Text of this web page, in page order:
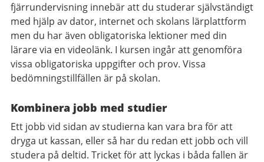
fjärrundervisning innebär att du studerar självständigt
med hjälp av dator, internet och skolans lärplattform
men du har även obligatoriska lektioner med din
lärare via en videolänk. I kursen ingår att genomföra
vissa obligatoriska uppgifter och prov. Vissa
bedömningstillfällen är på skolan.
Kombinera jobb med studier
Ett jobb vid sidan av studierna kan vara bra för att
dryga ut kassan, eller så har du redan ett jobb och vill
studera på deltid. Tricket för att lyckas i båda fallen är